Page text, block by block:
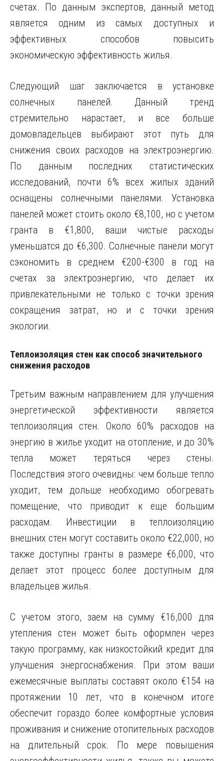
счетах. По данным экспертов, данный метод
является одним из самых доступных и
эффективных способов повысить
экономическую эффективность жилья.
Следующий шаг заключается в установке
солнечных панелей. Данный тренд
стремительно нарастает, и все больше
домовладельцев выбирают этот путь для
снижения своих расходов на электроэнергию.
По данным последних статистических
исследований, почти 6% всех жилых зданий
оснащены солнечными панелями. Установка
панелей может стоить около €8,100, но с учетом
гранта в €1,800, ваши чистые расходы
уменьшатся до €6,300. Солнечные панели могут
сэкономить в среднем €200-€300 в год на
счетах за электроэнергию, что делает их
привлекательными не только с точки зрения
сокращения затрат, но и с точки зрения
экологии.
Теплоизоляция стен как способ значительного
снижения расходов
Третьим важным направлением для улучшения
энергетической эффективности является
теплоизоляция стен. Около 60% расходов на
энергию в жилье уходит на отопление, и до 30%
тепла может теряться через стены.
Последствия этого очевидны: чем больше тепло
уходит, тем дольше необходимо обогревать
помещение, что приводит к еще большим
расходам. Инвестиции в теплоизоляцию
внешних стен могут составить около €22,000, но
также доступны гранты в размере €6,000, что
делает этот процесс более доступным для
владельцев жилья.
С учетом этого, заем на сумму €16,000 для
утепления стен может быть оформлен через
такую программу, как низкостойкий кредит для
улучшения энергоснабжения. При этом ваши
ежемесячные выплаты составят около €154 на
протяжении 10 лет, что в конечном итоге
обеспечит гораздо более комфортные условия
проживания и снижение отопительных расходов
на длительный срок. По мере повышения